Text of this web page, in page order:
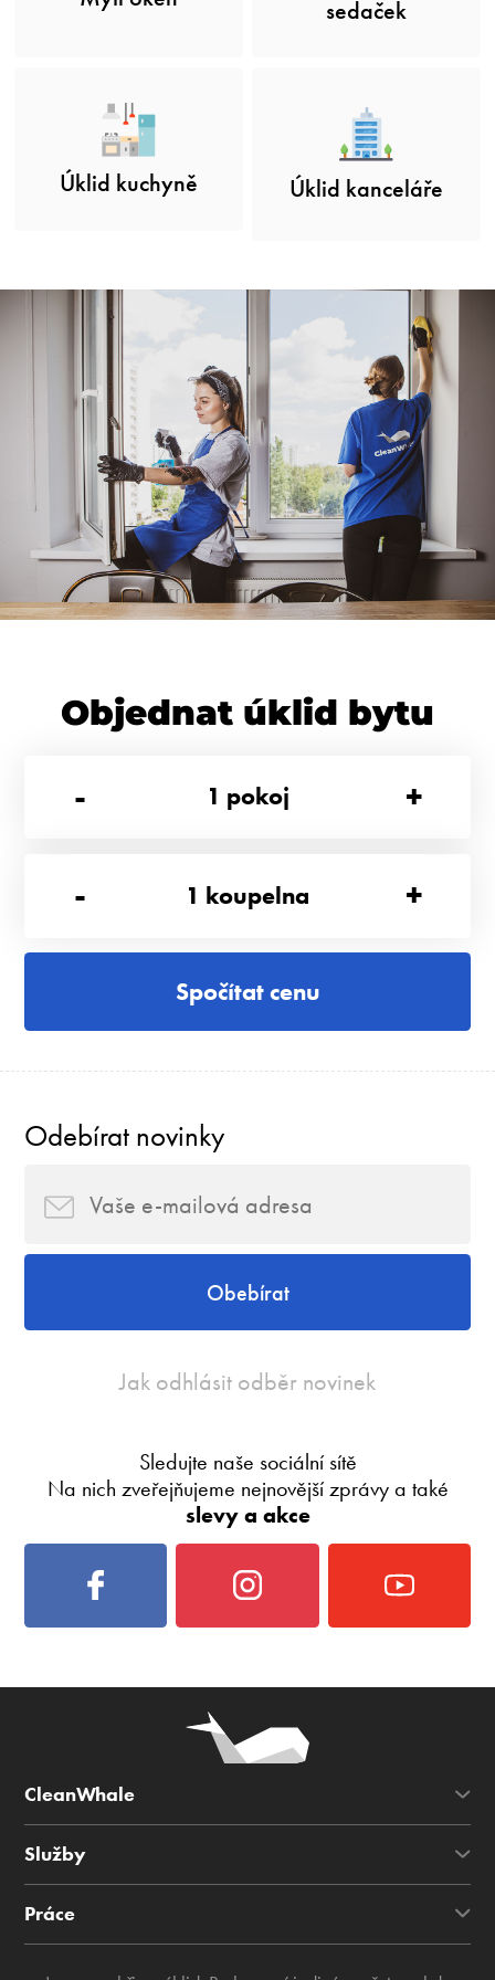
sedaček
Úklid kuchyně Úklid kanceláře
Objednat úklid bytu
-
1 pokoj +
- 1 koupelna +
Spočítat cenu
Odebírat novinky
Obebírat
Jak odhlásit odběr novinek
Sledujte naše sociální sítě
Na nich zveřejňujeme nejnovější zprávy a také
slevy a akce
CleanWhale
Služby
Práce